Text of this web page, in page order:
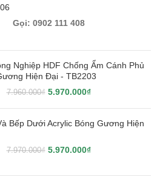
Nghiệp HDF Chống Ẩm Cánh Phủ
Hiện Đại - TB2203
7.960.000₫ 5.970.000₫
Bếp Dưới Acrylic Bóng Gương Hiện
7.970.000₫ 5.970.000₫